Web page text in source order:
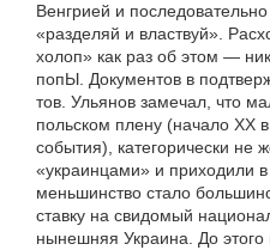
Венгрией и
«разделяй и властвуй».
холоп» как раз об этом —
попЫ. Документов в
тов. Ульянов замечал, что
польском плену (начало
события), категорически не
«украинцами» и приходили в
меньшинство стало
ставку на свидомый
нынешняя Украина. До